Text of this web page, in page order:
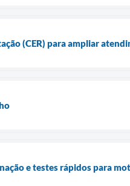
(CER) para ampliar
e testes rápidos para